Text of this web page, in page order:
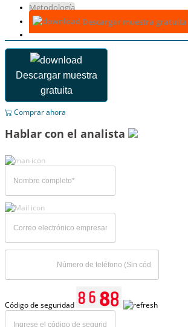
Metodología
Descargar muestra gratuita
Descargar muestra
gratuita
Comprar ahora
Hablar con el analista
Código de seguridad